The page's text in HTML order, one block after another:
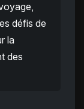
défis de
la
des